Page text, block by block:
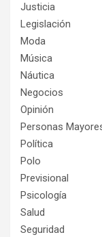
Justicia
Legislación
Moda
Música
Náutica
Negocios
Opinión
Personas
Política
Polo
Previsional
Psicología
Salud
Seguridad